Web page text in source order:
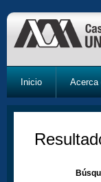
Inicio Acerca